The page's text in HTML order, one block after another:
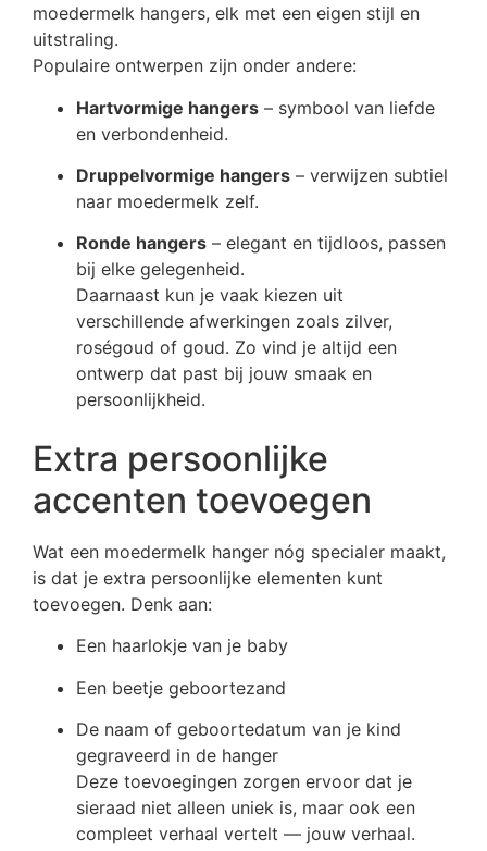
moedermelk hangers, elk met een eigen stijl en
uitstraling.
Populaire ontwerpen zijn onder andere:
Hartvormige hangers – symbool van liefde
en verbondenheid.
Druppelvormige hangers – verwijzen subtiel
naar moedermelk zelf.
Ronde hangers – elegant en tijdloos, passen
bij elke gelegenheid.
Daarnaast kun je vaak kiezen uit
verschillende afwerkingen zoals zilver,
roségoud of goud. Zo vind je altijd een
ontwerp dat past bij jouw smaak en
persoonlijkheid.
Extra persoonlijke
accenten toevoegen
Wat een moedermelk hanger nóg specialer maakt,
is dat je extra persoonlijke elementen kunt
toevoegen. Denk aan:
Een haarlokje van je baby
Een beetje geboortezand
De naam of geboortedatum van je kind
gegraveerd in de hanger
Deze toevoegingen zorgen ervoor dat je
sieraad niet alleen uniek is, maar ook een
compleet verhaal vertelt — jouw verhaal.